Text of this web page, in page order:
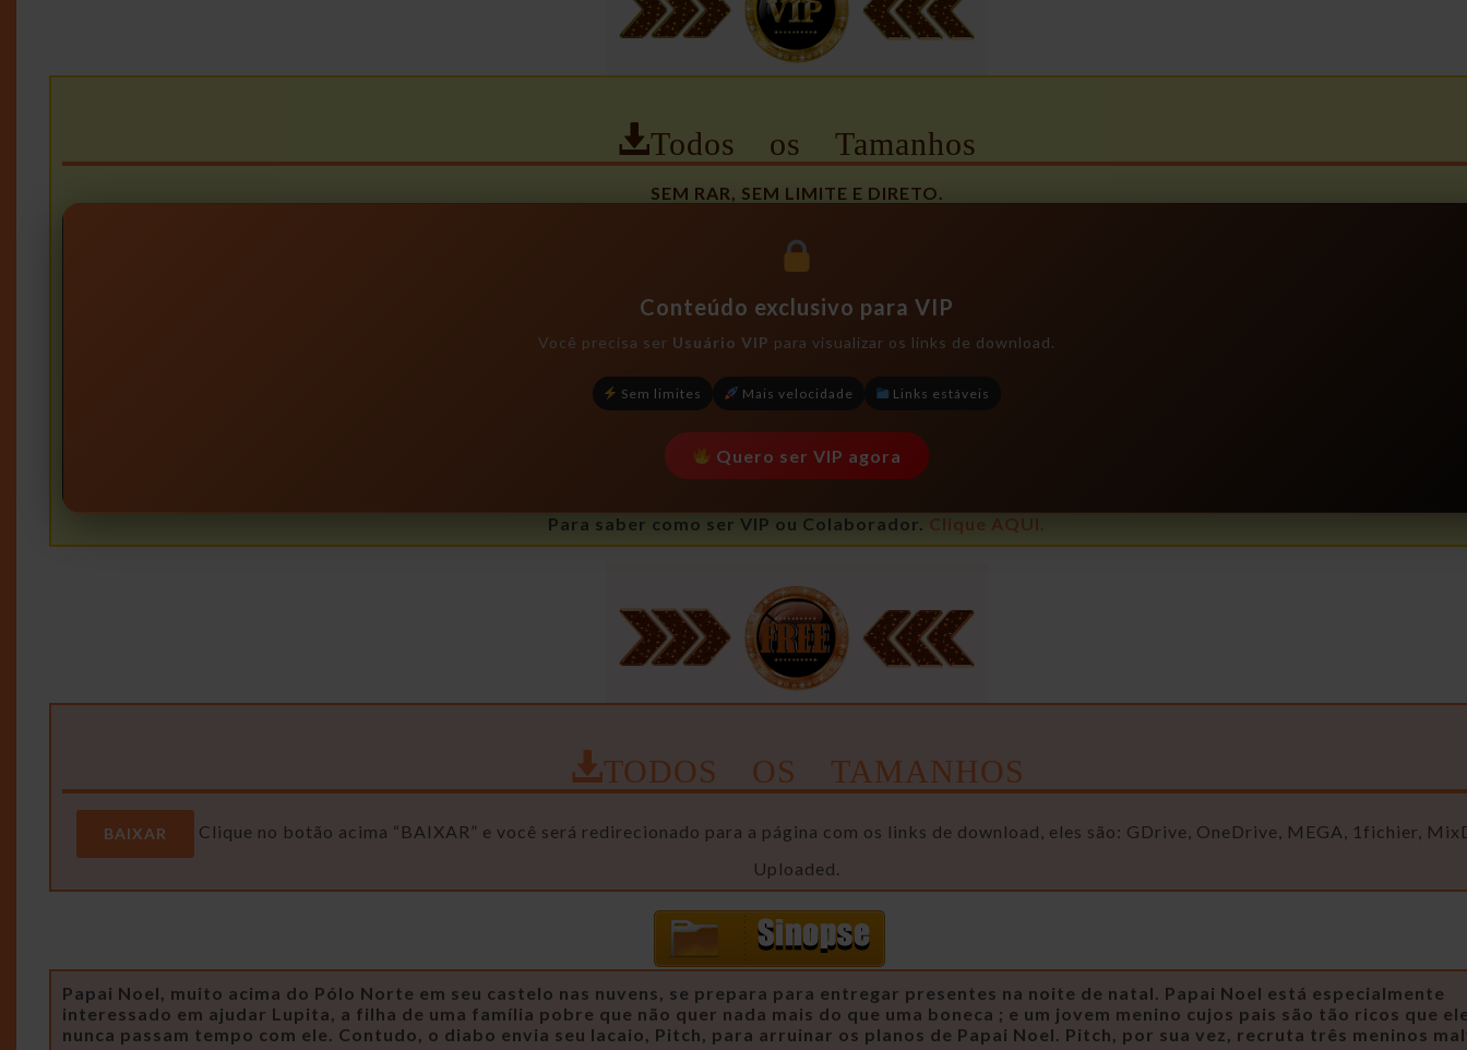
Todos os Tamanhos
SEM RAR, SEM LIMITE E DIRETO.
Conteúdo exclusivo para VIP
Você precisa ser Usuário VIP para visualizar os links de download.
Sem limites Mais velocidade Links estáveis
Quero ser VIP agora
Para saber como ser VIP ou Colaborador. Clique AQUI.
TODOS OS TAMANHOS
BAIXAR
Clique no botão acima “BAIXAR” e você será redirecionado para a página com os links de download, eles são: GDrive, OneDrive, MEGA, 1fichier,
Uploaded.
Papai Noel, muito acima do Pólo Norte em seu castelo nas nuvens, se prepara para entregar presentes na noite de natal. Papai Noel está especialmente
interessado em ajudar Lupita, a filha de uma família pobre que não quer nada mais do que uma boneca ; e um jovem menino cujos pais são tão ricos que
nunca passam tempo com ele. Contudo, o diabo envia seu lacaio, Pitch, para arruinar os planos de Papai Noel. Pitch, por sua vez, recruta três meninos